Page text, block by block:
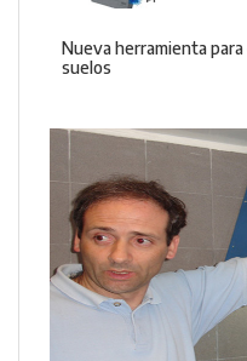
Nueva herramienta
suelos